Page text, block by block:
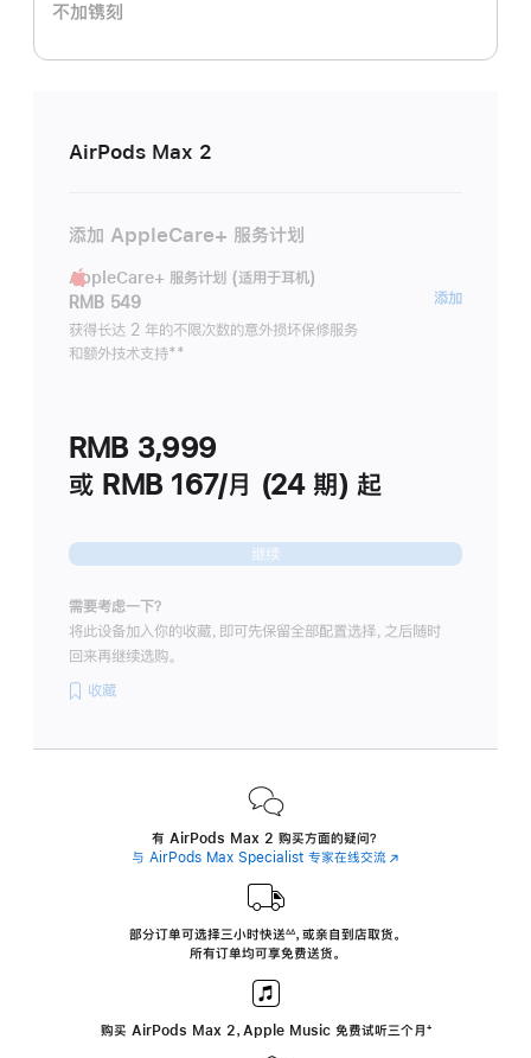
不加镌刻
AirPods Max 2
添加 AppleCare+ 服务计划
AppleCare+ 服务计划 (适用于耳机)
RMB 549
获得长达 2 年的不限次数的意外损坏保修服务
和额外技术支持脚
**
添加
RMB 3,999
或 RMB 167/月 (24 期) 起
继续
需要考虑一下？
将此设备加入你的收藏，即可先保留全部配置选择，之后随时
回来再继续选购。
收藏
有 AirPods Max 2 购买方面的疑问？
与 AirPods Max Specialist 专家在线交流(在
中
部分订单可选择三小时快送∆∆， 或亲自到店取货。
所有订单均可享免费送货。
购买 AirPods Max 2，Apple Music 免费试听三个月 ‍脚
‍⁺